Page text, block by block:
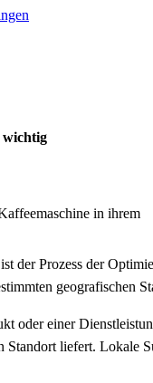
wichtig
der Prozess der
geografischen
oder einer
Standort liefert.